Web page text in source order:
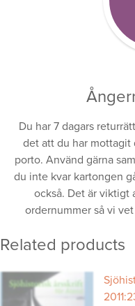
Du har 7 dagars
det att du har mottagit
porto. Använd gärna
du inte kvar kartongen
också. Det är viktigt
ordernummer så vi
Related products